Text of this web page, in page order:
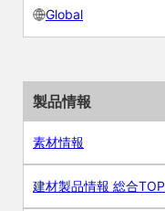
Global
製品情報
素材情報
建材製品情報 総合TOP